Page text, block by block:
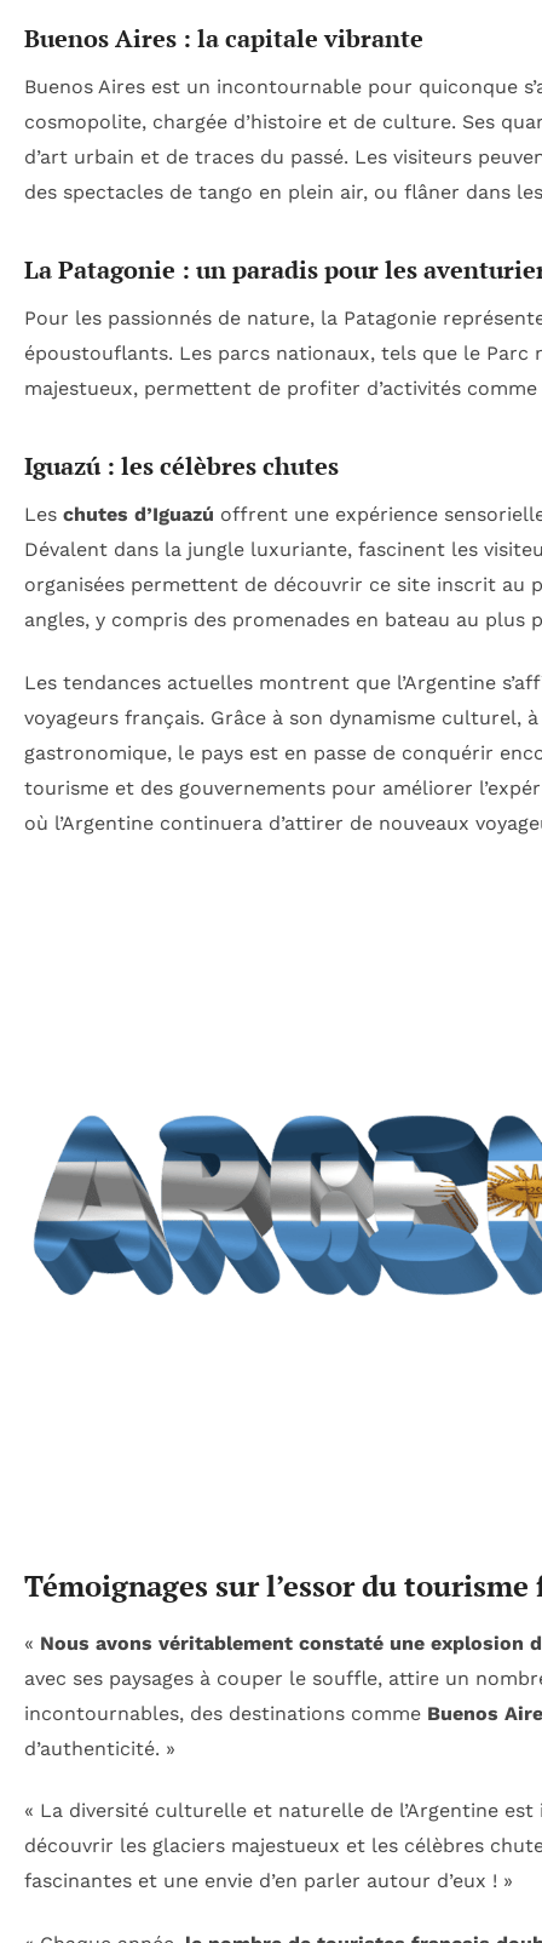
Buenos Aires : la capitale vibrante
Buenos Aires est un incontournable pour quiconque
cosmopolite, chargée d’histoire et de culture. Ses
d’art urbain et de traces du passé. Les visiteurs
des spectacles de tango en plein air, ou flâner dans
La Patagonie : un paradis pour les
Pour les passionnés de nature, la Patagonie
époustouflants. Les parcs nationaux, tels que le Parc
majestueux, permettent de profiter d’activités
Iguazú : les célèbres chutes
Les chutes d’Iguazú offrent une expérience
Dévalent dans la jungle luxuriante, fascinent les
organisées permettent de découvrir ce site inscrit au
angles, y compris des promenades en bateau au plus
Les tendances actuelles montrent que l’Argentine
voyageurs français. Grâce à son dynamisme culturel,
gastronomique, le pays est en passe de conquérir
tourisme et des gouvernements pour améliorer
où l’Argentine continuera d’attirer de nouveaux
Témoignages sur l’essor du
« Nous avons véritablement constaté une explosion
avec ses paysages à couper le souffle, attire un
incontournables, des destinations comme Buenos
d’authenticité. »
« La diversité culturelle et naturelle de l’Argentine
découvrir les glaciers majestueux et les célèbres
fascinantes et une envie d’en parler autour d’eux ! »